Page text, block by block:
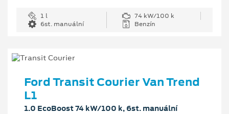
1 l
74 kW/100 k
6st. manuální
Benzín
Ford Transit Courier Van Trend
L1
1.0 EcoBoost 74 kW/100 k, 6st. manuální